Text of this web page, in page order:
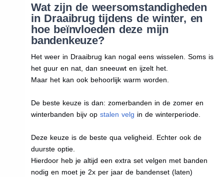
Wat zijn de weersomstandigheden
in Draaibrug tijdens de winter, en
hoe beïnvloeden deze mijn
bandenkeuze?
Het weer in Draaibrug kan nogal eens wisselen. Soms is
het guur en nat, dan sneeuwt en ijzelt het.
Maar het kan ook behoorlijk warm worden.
De beste keuze is dan: zomerbanden in de zomer en
winterbanden bijv op stalen velg in de winterperiode.
Deze keuze is de beste qua veligheid. Echter ook de
duurste optie.
Hierdoor heb je altijd een extra set velgen met banden
nodig en moet je 2x per jaar de bandenset (laten)